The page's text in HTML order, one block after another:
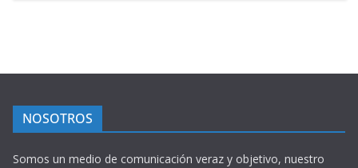
NOSOTROS
Somos un medio de comunicación veraz y objetivo, nuestro